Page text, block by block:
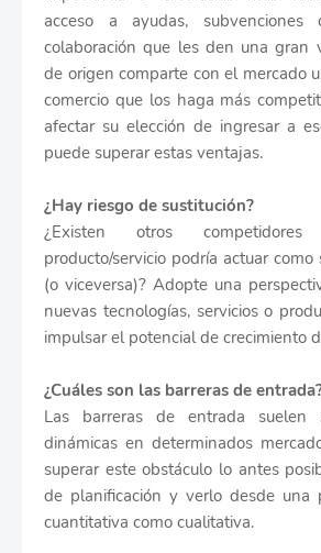
acceso a ayudas,
colaboración que les den una gran
de origen comparte con el mercado
comercio que los haga más
afectar su elección de ingresar a
puede superar estas ventajas.
¿Hay riesgo de sustitución?
¿Existen otros
producto/servicio podría actuar
(o viceversa)? Adopte una
nuevas tecnologías, servicios o
impulsar el potencial de crecimiento
¿Cuáles son las barreras de
Las barreras de entrada suelen
dinámicas en determinados
superar este obstáculo lo antes
de planificación y verlo desde una
cuantitativa como cualitativa.